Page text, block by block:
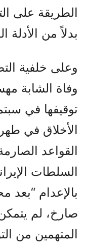
الطريقة على
بدلاً من الأدلة
وعلى خلفية
وفاة الشابة
الأخلاق في
القواعد
بالإعدام
صارخ، لم
المتهمين من